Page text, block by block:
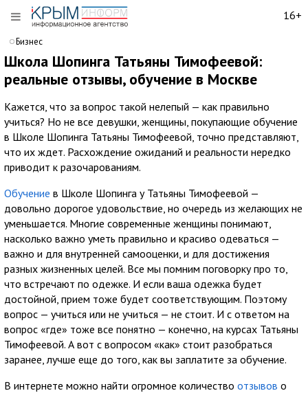
16+
Бизнес
Школа Шопинга Татьяны Тимофеевой:
реальные отзывы, обучение в Москве
Кажется, что за вопрос такой нелепый — как правильно
учиться? Но не все девушки, женщины, покупающие обучение
в Школе Шопинга Татьяны Тимофеевой, точно представляют,
что их ждет. Расхождение ожиданий и реальности нередко
приводит к разочарованиям.
Обучение в Школе Шопинга у Татьяны Тимофеевой —
довольно дорогое удовольствие, но очередь из желающих не
уменьшается. Многие современные женщины понимают,
насколько важно уметь правильно и красиво одеваться —
важно и для внутренней самооценки, и для достижения
разных жизненных целей. Все мы помним поговорку про то,
что встречают по одежке. И если ваша одежка будет
достойной, прием тоже будет соответствующим. Поэтому
вопрос — учиться или не учиться — не стоит. И с ответом на
вопрос «где» тоже все понятно — конечно, на курсах Татьяны
Тимофеевой. А вот с вопросом «как» стоит разобраться
заранее, лучше еще до того, как вы заплатите за обучение.
В интернете можно найти огромное количество отзывов о